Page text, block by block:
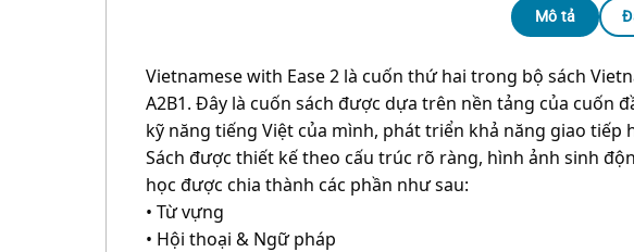
Mô tả
Vietnamese with Ease 2 là cuốn thứ hai trong bộ sách
A2B1. Đây là cuốn sách được dựa trên nền tảng của cuốn
kỹ năng tiếng Việt của mình, phát triển khả năng giao
Sách được thiết kế theo cấu trúc rõ ràng, hình ảnh sinh
học được chia thành các phần như sau:
• Từ vựng
• Hội thoại & Ngữ pháp